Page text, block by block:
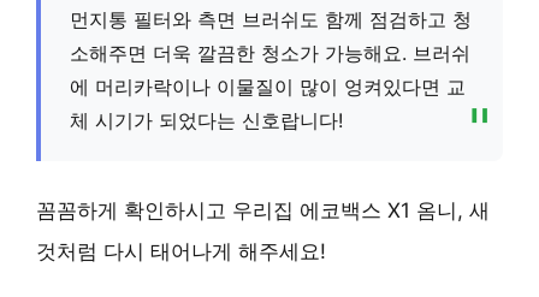
먼지통 필터와 측면 브러쉬도 함께 점검하고 청
소해주면 더욱 깔끔한 청소가 가능해요. 브러쉬
에 머리카락이나 이물질이 많이 엉켜있다면 교
체 시기가 되었다는 신호랍니다!
꼼꼼하게 확인하시고 우리집 에코백스 X1 옴니, 새
것처럼 다시 태어나게 해주세요!